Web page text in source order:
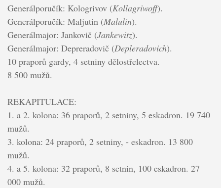
Generálporučík: Kologrivov (Kollagriwoff).
Generálporučík: Maljutin (Malulin).
Generálmajor: Jankovič (Jankewitz).
Generálmajor: Depreradovič (Depleradovich).
10 praporů gardy, 4 setniny dělostřelectva.
8 500 mužů.
REKAPITULACE:
1. a 2. kolona: 36 praporů, 2 setniny, 5 eskadron. 19 740
mužů.
3. kolona: 24 praporů, 2 setniny, - eskadron. 13 800
mužů.
4. a 5. kolona: 32 praporů, 8 setnin, 100 eskadron. 27
000 mužů.